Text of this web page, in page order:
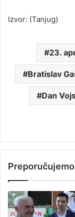
Izvor: (Tanjug)
23.
Bratislav
Dan
Preporučujemo